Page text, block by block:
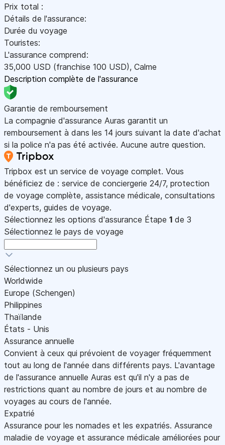
Prix total :
Détails de l'assurance:
Durée du voyage
Touristes:
L'assurance comprend:
35,000 USD (franchise 100 USD), Calme
Description complète de l'assurance
Garantie de remboursement
La compagnie d'assurance Auras garantit un
remboursement à dans les 14 jours suivant la date d'achat
si la police n'a pas été activée. Aucune autre question.
Tripbox est un service de voyage complet. Vous
bénéficiez de : service de conciergerie 24/7, protection
de voyage complète, assistance médicale, consultations
d'experts, guides de voyage.
Sélectionnez les options d'assurance Étape 1 de 3
Sélectionnez le pays de voyage
Sélectionnez un ou plusieurs pays
Worldwide
Europe (Schengen)
Philippines
Thaïlande
États - Unis
Assurance annuelle
Convient à ceux qui prévoient de voyager fréquemment
tout au long de l'année dans différents pays. L'avantage
de l'assurance annuelle Auras est qu'il n'y a pas de
restrictions quant au nombre de jours et au nombre de
voyages au cours de l'année.
Expatrié
Assurance pour les nomades et les expatriés. Assurance
maladie de voyage et assurance médicale améliorées pour